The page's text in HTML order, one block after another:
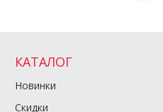
КАТАЛОГ
Новинки
Скидки